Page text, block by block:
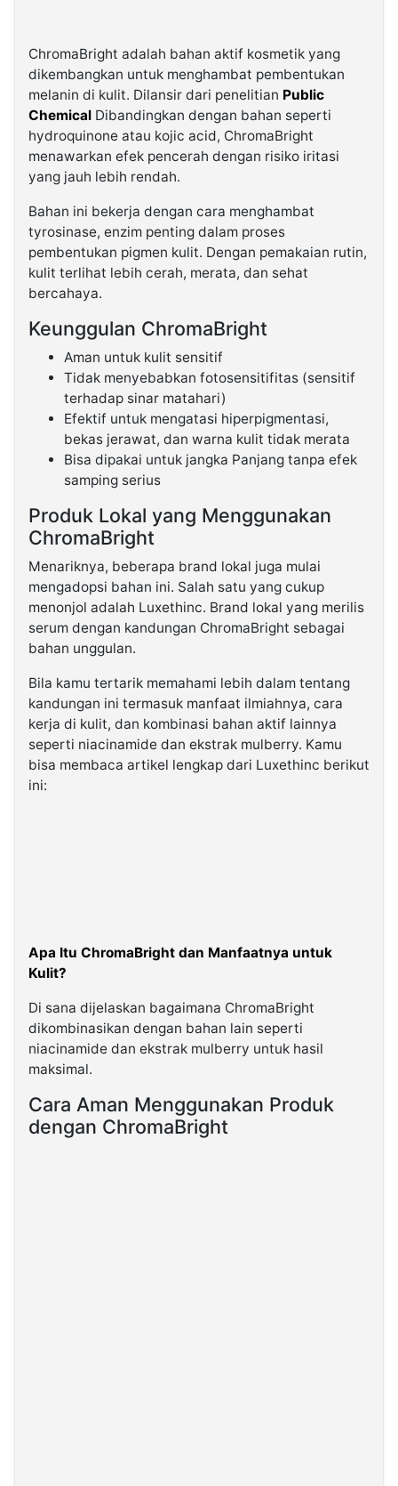
ChromaBright adalah bahan aktif kosmetik yang
dikembangkan untuk menghambat pembentukan
melanin di kulit. Dilansir dari penelitian Public
Chemical Dibandingkan dengan bahan seperti
hydroquinone atau kojic acid, ChromaBright
menawarkan efek pencerah dengan risiko iritasi
yang jauh lebih rendah.
Bahan ini bekerja dengan cara menghambat
tyrosinase, enzim penting dalam proses
pembentukan pigmen kulit. Dengan pemakaian rutin,
kulit terlihat lebih cerah, merata, dan sehat
bercahaya.
Keunggulan ChromaBright
Aman untuk kulit sensitif
Tidak menyebabkan fotosensitifitas (sensitif
terhadap sinar matahari)
Efektif untuk mengatasi hiperpigmentasi,
bekas jerawat, dan warna kulit tidak merata
Bisa dipakai untuk jangka Panjang tanpa efek
samping serius
Produk Lokal yang Menggunakan
ChromaBright
Menariknya, beberapa brand lokal juga mulai
mengadopsi bahan ini. Salah satu yang cukup
menonjol adalah Luxethinc. Brand lokal yang merilis
serum dengan kandungan ChromaBright sebagai
bahan unggulan.
Bila kamu tertarik memahami lebih dalam tentang
kandungan ini termasuk manfaat ilmiahnya, cara
kerja di kulit, dan kombinasi bahan aktif lainnya
seperti niacinamide dan ekstrak mulberry. Kamu
bisa membaca artikel lengkap dari Luxethinc berikut
ini:
Apa Itu ChromaBright dan Manfaatnya untuk
Kulit?
Di sana dijelaskan bagaimana ChromaBright
dikombinasikan dengan bahan lain seperti
niacinamide dan ekstrak mulberry untuk hasil
maksimal.
Cara Aman Menggunakan Produk
dengan ChromaBright